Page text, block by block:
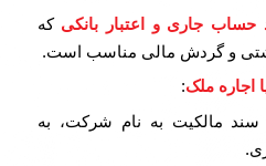
حساب جاری و اعتبار بانکی که
و گردش مالی مناسب است.
اجاره ملک:
سند مالکیت به نام شرکت، به